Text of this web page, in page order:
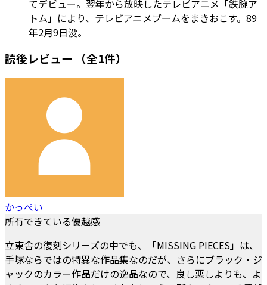
てデビュー。翌年から放映したテレビアニメ「鉄腕ア
トム」により、テレビアニメブームをまきおこす。89
年2月9日没。
読後レビュー （全1件）
かっぺい
所有できている優越感
立東舎の復刻シリーズの中でも、「MISSING PIECES」は、
手塚ならではの特異な作品集なのだが、さらにブラック・ジ
ャックのカラー作品だけの逸品なので、良し悪しよりも、よ